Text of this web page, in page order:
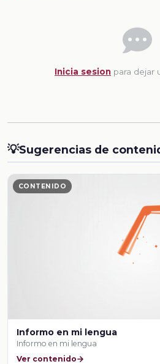
Inicia sesion para dejar
💡Sugerencias de
CONTENIDO
Informo en mi lengua
Informo en mi lengua
Ver contenido